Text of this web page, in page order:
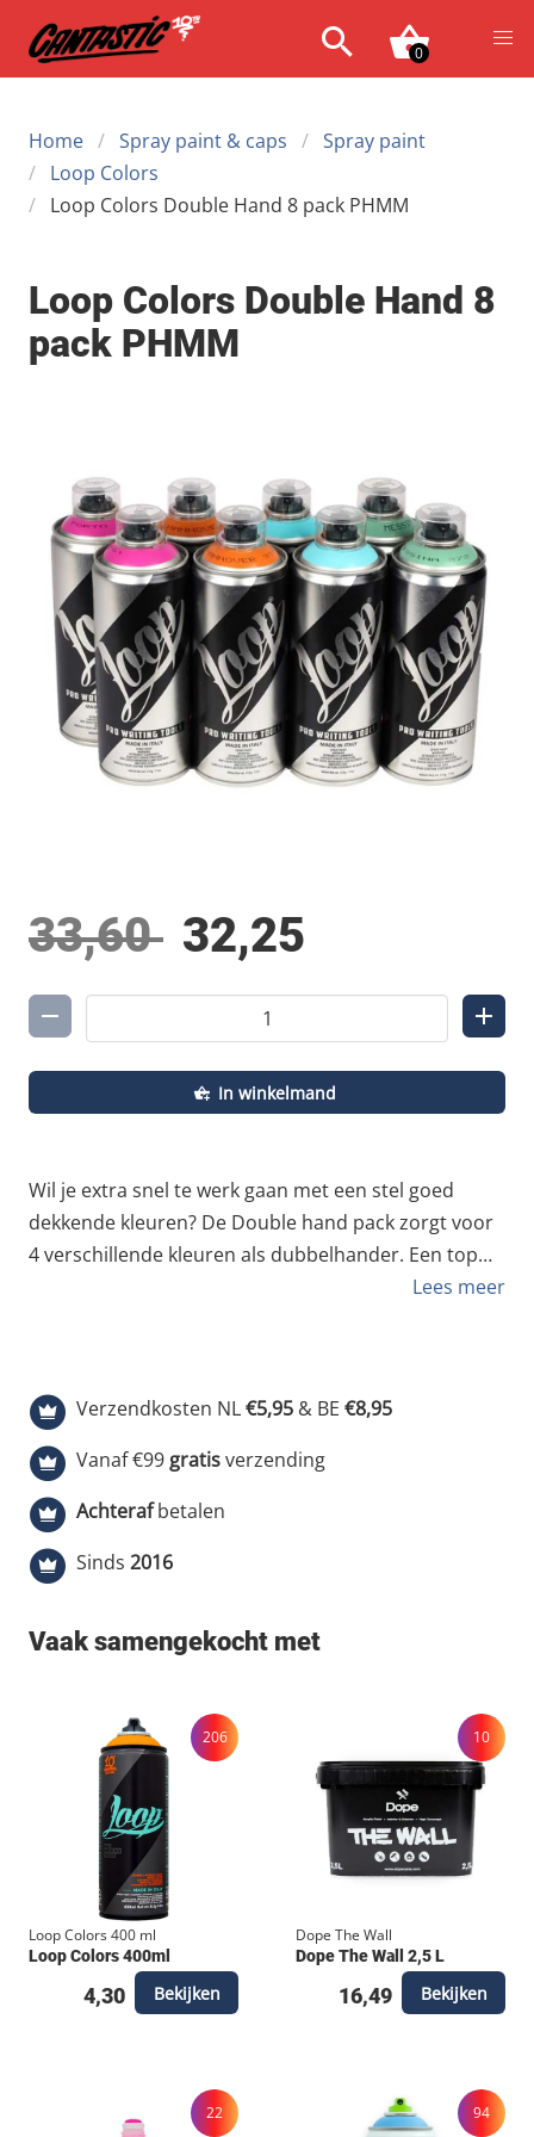
0
Home Spray paint & caps
Spray paint
Loop Colors
Loop Colors Double Hand 8 pack PHMM
Loop Colors Double Hand 8
pack PHMM
33,60 32,25
In winkelmand
Wil je extra snel te werk gaan met een stel goed
dekkende kleuren? De Double hand pack zorgt voor
4 verschillende kleuren als dubbelhander. Een top
pakket om een van je andere color packs mee aan te
Yellow Fat caps gratis bij. Check ook de andere
Double hand deals of kies voor een van de andere
graffiti voordeel pakketen. 2 x LP-161 Porto Rose 2 x
LP-316 Hannover Bruin 2 x LP-251 Milano Turquoise
2 x LP-272 Messina Grijs Groen 8 x Yellow Super Fat
Cap Bekijk ook een onze andere Loop Colors
paint vind je hier! Bestel je Loop Colors graffiti
Lees meer
Verzendkosten NL€5,95 & BE €8,95
Vanaf €99 gratisverzending
Achterafbetalen
Sinds 2016
Vaak samengekocht met
206
Loop Colors 400 ml
Loop Colors 400ml
4,30 Bekijken
10
Dope The Wall
Dope The Wall 2,5 L
16,49 Bekijken
22 94